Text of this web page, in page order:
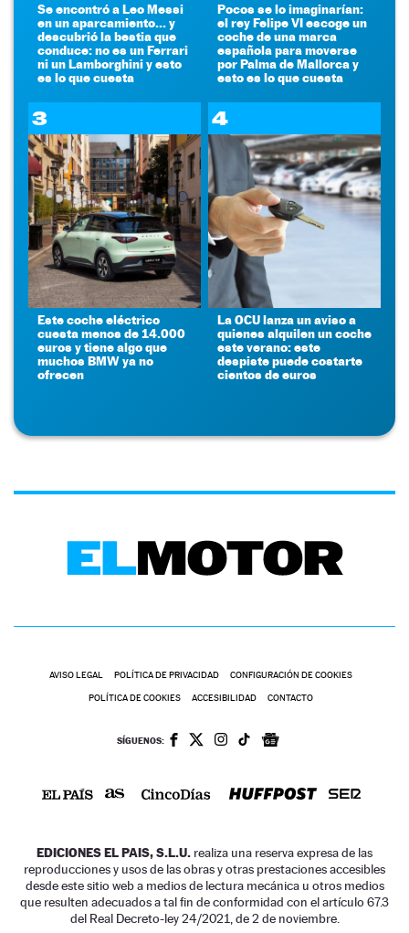
Se encontró a Leo Messi
en un aparcamiento... y
descubrió la bestia que
conduce: no es un Ferrari
ni un Lamborghini y esto
es lo que cuesta
Pocos se lo imaginarían:
el rey Felipe VI escoge un
coche de una marca
española para moverse
por Palma de Mallorca y
esto es lo que cuesta
3
Este coche eléctrico
cuesta menos de 14.000
euros y tiene algo que
muchos BMW ya no
ofrecen
4
La OCU lanza un aviso a
quienes alquilen un coche
este verano: este
despiste puede costarte
cientos de euros
AVISO LEGAL POLÍTICA DE PRIVACIDAD CONFIGURACIÓN DE COOKIES
POLÍTICA DE COOKIES ACCESIBILIDAD CONTACTO
SÍGUENOS:
EDICIONES EL PAIS, S.L.U. realiza una reserva expresa de las
reproducciones y usos de las obras y otras prestaciones accesibles
desde este sitio web a medios de lectura mecánica u otros medios
que resulten adecuados a tal fin de conformidad con el artículo 67.3
del Real Decreto-ley 24/2021, de 2 de noviembre.